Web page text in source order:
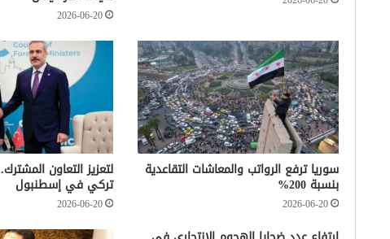
2026-06-20
سوريا ترفع الرواتب والمعاشات التقاعدية
بنسبة 200%
2026-06-20
لتعزيز التعاون
تركي في إسطنبول
2026-06-20